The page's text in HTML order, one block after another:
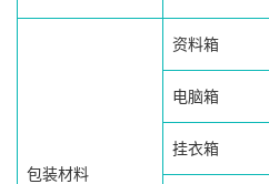
包装材料
资料箱
电脑箱
挂衣箱